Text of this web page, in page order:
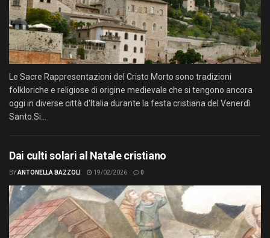
Le Sacre Rappresentazioni del Cristo Morto sono tradizioni
folkloriche e religiose di origine medievale che si tengono ancora
oggi in diverse città d'Italia durante la festa cristiana del Venerdì
Santo.Si...
Dai culti solari al Natale cristiano
BYANTONELLA BAZZOLI 19/02/2026 0